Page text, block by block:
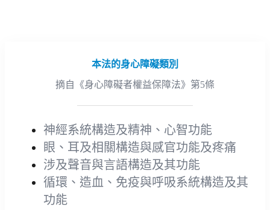
本法的身心障礙類別
摘自《身心障礙者權益保障法》第5條
神經系統構造及精神、心智功能
眼、耳及相關構造與感官功能及疼痛
涉及聲音與言語構造及其功能
循環、造血、免疫與呼吸系統構造及其
功能